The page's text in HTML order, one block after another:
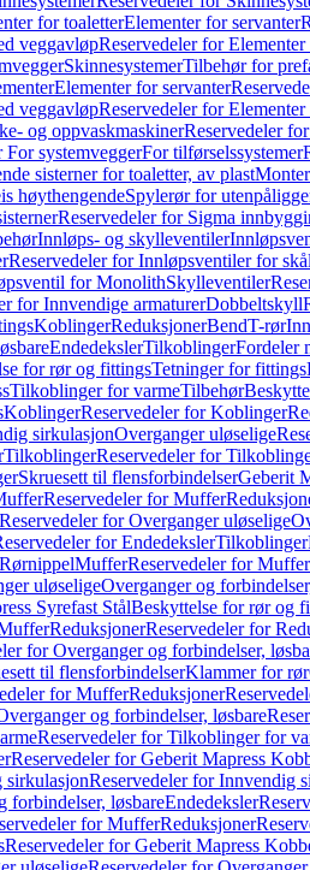
for toaletterElementer for servanter
veggavløpReservedeler for
SkinnesystemerTilbehør for
Elementer for servanter
veggavløpReservedeler for
og oppvaskmaskinerReservedeler
For systemveggerFor tilførselssystemer
sisterner for toaletter, av plast
høythengendeSpylerør for
Reservedeler for Sigma
Innløps- og skylleventiler
Reservedeler for Innløpsventiler for
for MonolithSkylleventiler
for Innvendige armaturerDobbeltskyll
KoblingerReduksjonerBendT-rør
EndedekslerTilkoblingerFordeler
for rør og fittingsTetninger for fittings
Tilkoblinger for varmeTilbehør
KoblingerReservedeler for Koblinger
sirkulasjonOverganger uløselige
TilkoblingerReservedeler for
Skruesett til flensforbindelserGeberit
Reservedeler for Muffer
Reservedeler for Overganger uløselige
for EndedekslerTilkoblinger
RørnippelMufferReservedeler for Muffer
uløseligeOverganger og
Syrefast StålBeskyttelse for rør og
ReduksjonerReservedeler for
for Overganger og forbindelser,
til flensforbindelserKlammer for rør
for MufferReduksjoner
og forbindelser, løsbare
Reservedeler for Tilkoblinger for
Reservedeler for Geberit Mapress
sirkulasjonReservedeler for Innvendig
forbindelser, løsbareEndedeksler
for MufferReduksjoner
Reservedeler for Geberit Mapress